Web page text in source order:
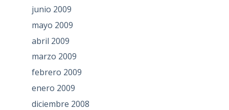
junio 2009
mayo 2009
abril 2009
marzo 2009
febrero 2009
enero 2009
diciembre 2008